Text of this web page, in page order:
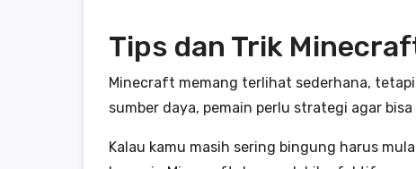
Tips dan Trik
Minecraft memang terlihat sederhana,
sumber daya, pemain perlu strategi agar
Kalau kamu masih sering bingung harus